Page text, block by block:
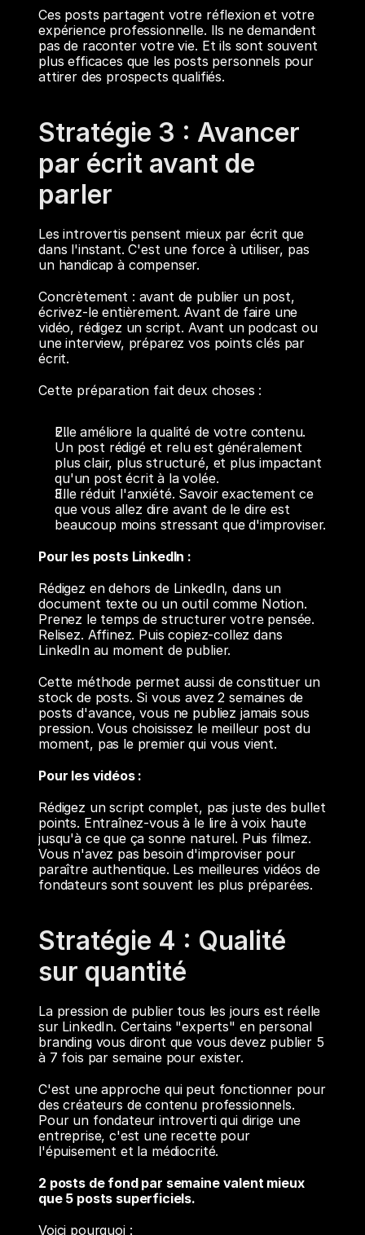
Ces posts partagent votre réflexion et votre
expérience professionnelle. Ils ne demandent
pas de raconter votre vie. Et ils sont souvent
plus efficaces que les posts personnels pour
attirer des prospects qualifiés.
Stratégie 3 : Avancer
par écrit avant de
parler
Les introvertis pensent mieux par écrit que
dans l'instant. C'est une force à utiliser, pas
un handicap à compenser.
Concrètement : avant de publier un post,
écrivez-le entièrement. Avant de faire une
vidéo, rédigez un script. Avant un podcast ou
une interview, préparez vos points clés par
écrit.
Cette préparation fait deux choses :
Elle améliore la qualité de votre contenu.
Un post rédigé et relu est généralement
plus clair, plus structuré, et plus impactant
qu'un post écrit à la volée.
Elle réduit l'anxiété. Savoir exactement ce
que vous allez dire avant de le dire est
beaucoup moins stressant que d'improviser.
Pour les posts LinkedIn :
Rédigez en dehors de LinkedIn, dans un
document texte ou un outil comme Notion.
Prenez le temps de structurer votre pensée.
Relisez. Affinez. Puis copiez-collez dans
LinkedIn au moment de publier.
Cette méthode permet aussi de constituer un
stock de posts. Si vous avez 2 semaines de
posts d'avance, vous ne publiez jamais sous
pression. Vous choisissez le meilleur post du
moment, pas le premier qui vous vient.
Pour les vidéos :
Rédigez un script complet, pas juste des bullet
points. Entraînez-vous à le lire à voix haute
jusqu'à ce que ça sonne naturel. Puis filmez.
Vous n'avez pas besoin d'improviser pour
paraître authentique. Les meilleures vidéos de
fondateurs sont souvent les plus préparées.
Stratégie 4 : Qualité
sur quantité
La pression de publier tous les jours est réelle
sur LinkedIn. Certains "experts" en personal
branding vous diront que vous devez publier 5
à 7 fois par semaine pour exister.
C'est une approche qui peut fonctionner pour
des créateurs de contenu professionnels.
Pour un fondateur introverti qui dirige une
entreprise, c'est une recette pour
l'épuisement et la médiocrité.
2 posts de fond par semaine valent mieux
que 5 posts superficiels.
Voici pourquoi :